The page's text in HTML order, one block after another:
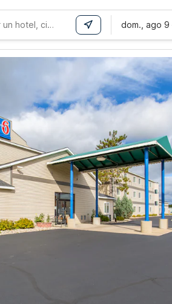
dom., ago 9